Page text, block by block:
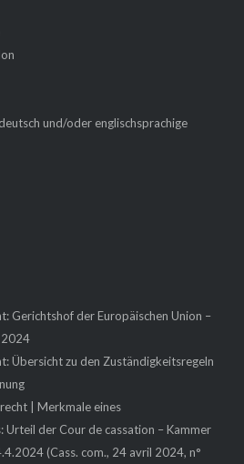
und/oder englischsprachige
Gerichtshof der Europäischen Union –
2024
Übersicht zu den Zuständigkeitsregeln
| Merkmale eines
der Cour de cassation – Kammer
(Cass. com., 24 avril 2024, n°